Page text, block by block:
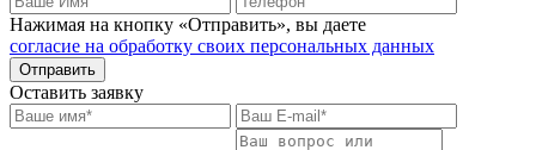
Нажимая на кнопку «Отправить», вы даете
согласие на обработку своих персональных данных
Отправить
Оставить заявку